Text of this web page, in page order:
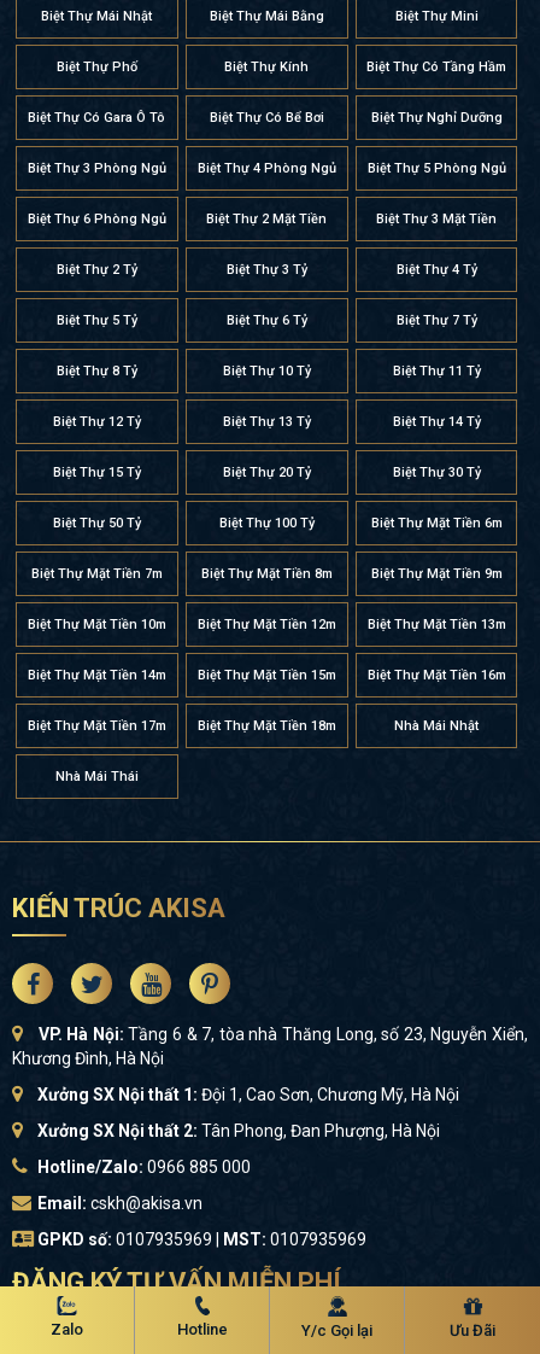
Biệt Thự Mái Nhật Biệt Thự Mái Bằng Biệt Thự Mini
Biệt Thự Phố Biệt Thự Kính Biệt Thự Có Tầng Hầm
Biệt Thự Có Gara Ô Tô Biệt Thự Có Bể Bơi Biệt Thự Nghỉ Dưỡng
Biệt Thự 3 Phòng Ngủ Biệt Thự 4 Phòng Ngủ Biệt Thự 5 Phòng Ngủ
Biệt Thự 6 Phòng Ngủ Biệt Thự 2 Mặt Tiền Biệt Thự 3 Mặt Tiền
Biệt Thự 2 Tỷ Biệt Thự 3 Tỷ Biệt Thự 4 Tỷ
Biệt Thự 5 Tỷ Biệt Thự 6 Tỷ Biệt Thự 7 Tỷ
Biệt Thự 8 Tỷ Biệt Thự 10 Tỷ Biệt Thự 11 Tỷ
Biệt Thự 12 Tỷ Biệt Thự 13 Tỷ Biệt Thự 14 Tỷ
Biệt Thự 15 Tỷ Biệt Thự 20 Tỷ Biệt Thự 30 Tỷ
Biệt Thự 50 Tỷ Biệt Thự 100 Tỷ Biệt Thự Mặt Tiền 6m
Biệt Thự Mặt Tiền 7m Biệt Thự Mặt Tiền 8m Biệt Thự Mặt Tiền 9m
Biệt Thự Mặt Tiền 10m Biệt Thự Mặt Tiền 12m Biệt Thự Mặt Tiền 13m
Biệt Thự Mặt Tiền 14m Biệt Thự Mặt Tiền 15m Biệt Thự Mặt Tiền 16m
Biệt Thự Mặt Tiền 17m Biệt Thự Mặt Tiền 18m Nhà Mái Nhật
Nhà Mái Thái
KIẾN TRÚC AKISA
VP. Hà Nội:Tầng 6 & 7, tòa nhà Thăng Long, số 23, Nguyễn Xiển,
Khương Đình, Hà Nội
Xưởng SX Nội thất 1: Đội 1, Cao Sơn, Chương Mỹ, Hà Nội
Xưởng SX Nội thất 2: Tân Phong, Đan Phượng, Hà Nội
Hotline/Zalo: 0966 885 000
Email: cskh@akisa.vn
GPKD số: 0107935969 | MST: 0107935969
ĐĂNG KÝ TƯ VẤN MIỄN PHÍ
Zalo Hotline Y/c Gọi lại Ưu Đãi